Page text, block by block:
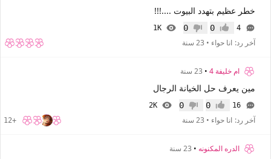
خطر عظيم بتهدد البيوت ....!!!
4 إعجاب0 عدم إعجاب
0
1K
آخر رد: انا حواء • 23 سنة
ام خليفة 4 • 23 سنة
مين يعرف حل الخيانة الرجال
16 إعجاب0 عدم إعجاب
0
2K
آخر رد: انا حواء • 23 سنة +12
الدره المكنونه • 23 سنة